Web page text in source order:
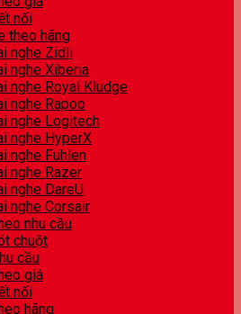
nối
theo hãng
nghe Zidli
nghe Xiberia
nghe Royal Kludge
nghe Rapoo
nghe Logitech
nghe HyperX
nghe Fuhlen
nghe Razer
nghe DareU
nghe Corsair
nhu cầu
chuột
cầu
giá
nối
hãng